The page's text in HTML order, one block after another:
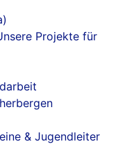
Projekte für
& Jugendleiter